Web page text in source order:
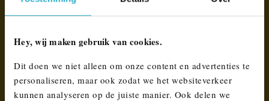
Hey, wij maken gebruik van cookies.
Dit doen we niet alleen om onze content en advertenties te
personaliseren, maar ook zodat we het websiteverkeer
kunnen analyseren op de juiste manier. Ook delen we
Windsnelheid
In verband met de luchtweerstand tijdens het rijden.
Aurodynamica.